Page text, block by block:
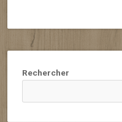
Rechercher